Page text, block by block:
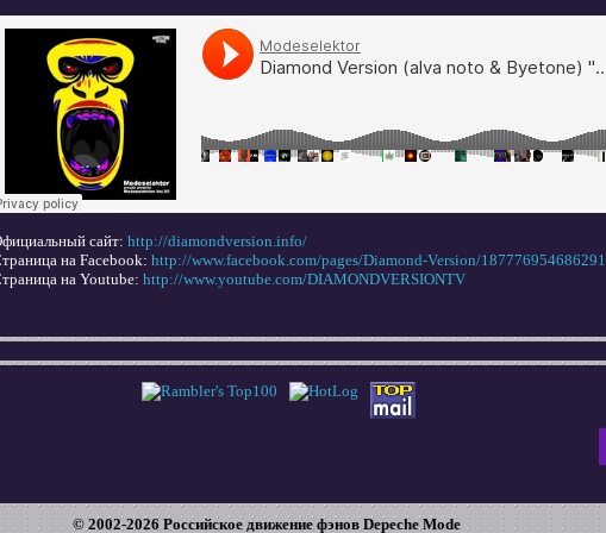
сайт: http://diamondversion.info/
на Facebook: http://www.facebook.com/pages/Diamond-Version/187776954686291
на Youtube: http://www.youtube.com/DIAMONDVERSIONTV
© 2002-2026 Российское движение фэнов Depeche Mode